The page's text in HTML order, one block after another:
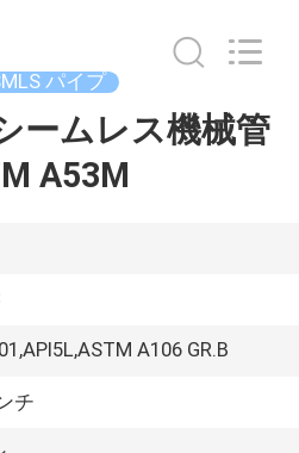
パイプ
ームレス機械管
A53M
A106 GR.B
チ